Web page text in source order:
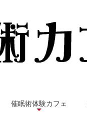
催眠術体験カフェ